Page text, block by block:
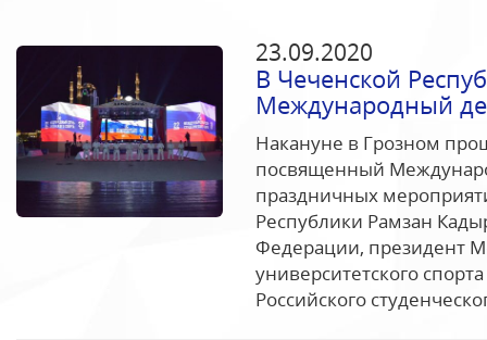
23.09.2020
В Чеченской
Международный
Накануне в Грозном
посвященный
праздничных
Республики Рамзан
Федерации, президент
университетского
Российского